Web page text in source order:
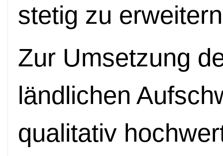
stetig zu
Zur Umsetzung
ländlichen
qualitativ